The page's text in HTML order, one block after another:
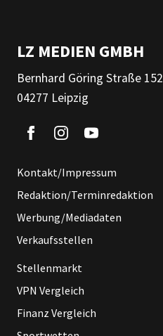
LZ MEDIEN GMBH
Bernhard Göring Straße 152
04277 Leipzig
Kontakt/Impressum
Redaktion/Terminredaktion
Werbung/Mediadaten
Verkaufsstellen
Stellenmarkt
VPN Vergleich
Finanz Vergleich